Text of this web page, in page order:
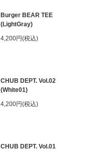
Burger BEAR TEE
(LightGray)
4,200円(税込)
CHUB DEPT. Vol.02
(White01)
4,200円(税込)
CHUB DEPT. Vol.01